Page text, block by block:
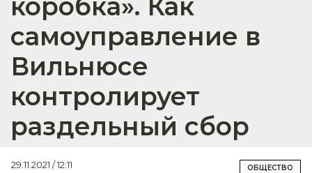
коробка». Как
самоуправление в
Вильнюсе
контролирует
раздельный сбор
29.11.2021 / 12:11 ОБЩЕСТВО